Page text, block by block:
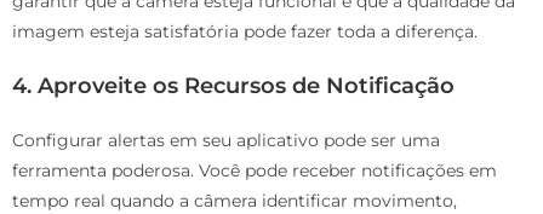
imagem esteja satisfatória pode fazer toda a diferença.
4. Aproveite os Recursos de Notificação
Configurar alertas em seu aplicativo pode ser uma
ferramenta poderosa. Você pode receber notificações em
tempo real quando a câmera identificar movimento,